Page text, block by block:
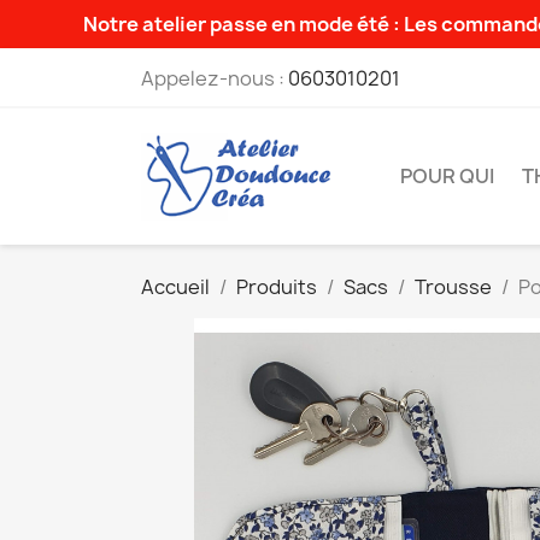
Notre atelier passe en mode été : Les
Appelez-nous : 0603010201
POUR QUI
Accueil Produits Sacs Trousse